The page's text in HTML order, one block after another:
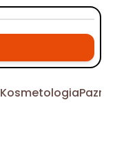
Kosmetologia